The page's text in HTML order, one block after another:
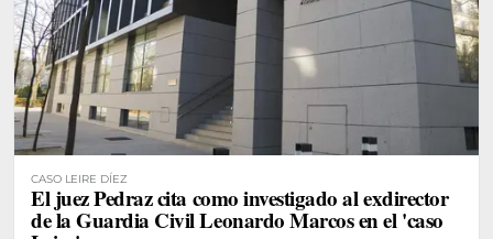
CASO LEIRE DÍEZ
El juez Pedraz cita como investigado al exdirector
de la Guardia Civil Leonardo Marcos en el 'caso